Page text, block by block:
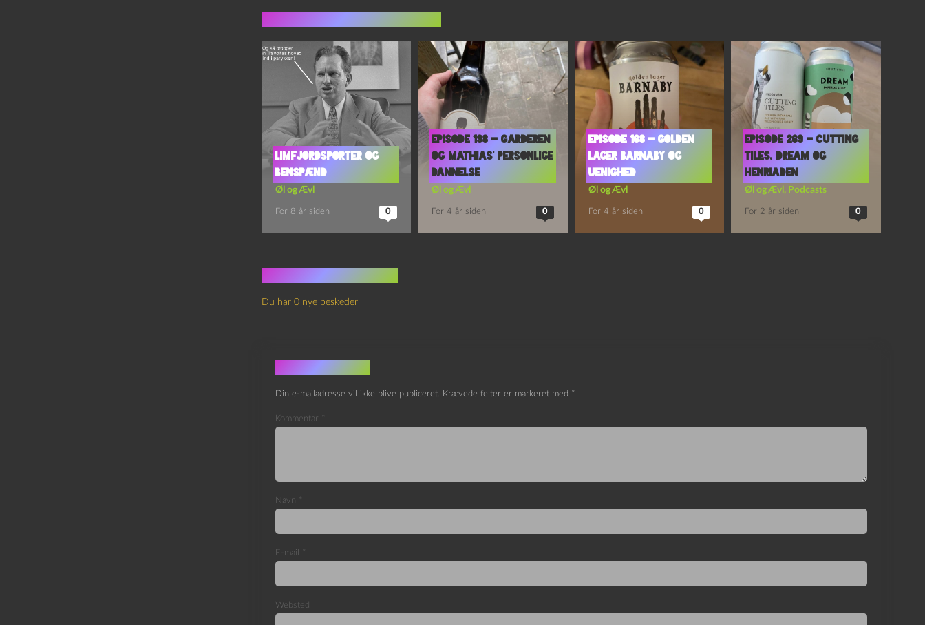
Limfjordsporter og
Benspænd
Øl og Ævl
For 8 år siden 0
Episode 198 – Garderen
og Mathias’ Personlige
Dannelse
Øl og Ævl
For 4 år siden 0
Episode 168 – Golden
Lager Barnaby og
Uenighed
Øl og Ævl
For 4 år siden 0
Episode 269 – Cutting
Tiles, Dream og
Henriaden
Øl og Ævl , Podcasts
For 2 år siden 0
Du har 0 nye beskeder
Skriv et svar
Din e-mailadresse vil ikke blive publiceret. Krævede felter er markeret med *
Kommentar *
Navn *
E-mail *
Websted